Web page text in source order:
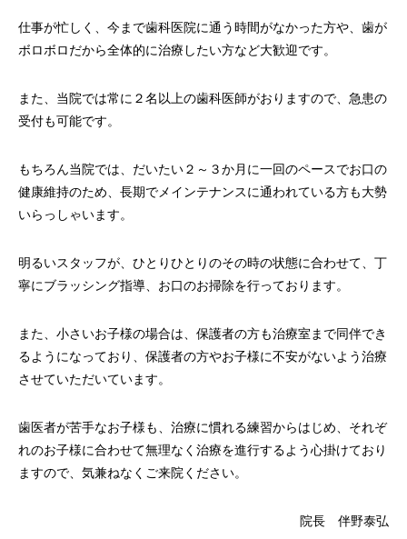
仕事が忙しく、今まで歯科医院に通う時間がなかった方や、歯が
ボロボロだから全体的に治療したい方など大歓迎です。
また、当院では常に２名以上の歯科医師がおりますので、急患の
受付も可能です。
もちろん当院では、だいたい２～３か月に一回のペースでお口の
健康維持のため、長期でメインテナンスに通われている方も大勢
いらっしゃいます。
明るいスタッフが、ひとりひとりのその時の状態に合わせて、丁
寧にブラッシング指導、お口のお掃除を行っております。
また、小さいお子様の場合は、保護者の方も治療室まで同伴でき
るようになっており、保護者の方やお子様に不安がないよう治療
させていただいています。
歯医者が苦手なお子様も、治療に慣れる練習からはじめ、それぞ
れのお子様に合わせて無理なく治療を進行するよう心掛けており
ますので、気兼ねなくご来院ください。
院長 伴野泰弘